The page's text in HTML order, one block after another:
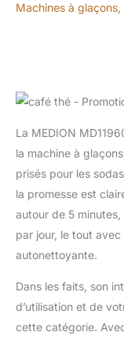
Machines à glaçons,
La MEDION
la machine à
prisés pour les
la promesse est
autour de 5 minutes,
par jour, le tout
autonettoyante.
Dans les faits, son
d’utilisation et de
cette catégorie.